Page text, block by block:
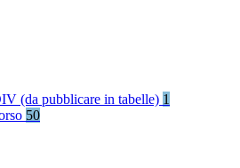
(da pubblicare in tabelle) 1
50